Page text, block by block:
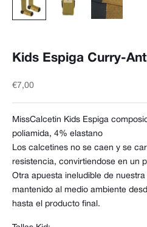
Kids Espiga Curry-
Precio de oferta
€7,00
MissCalcetin Kids Espiga
poliamida, 4% elastano
Los calcetines no se caen y se
resistencia, convirtiendose en un
Otra apuesta ineludible de
mantenido al medio ambiente
hasta el producto final.